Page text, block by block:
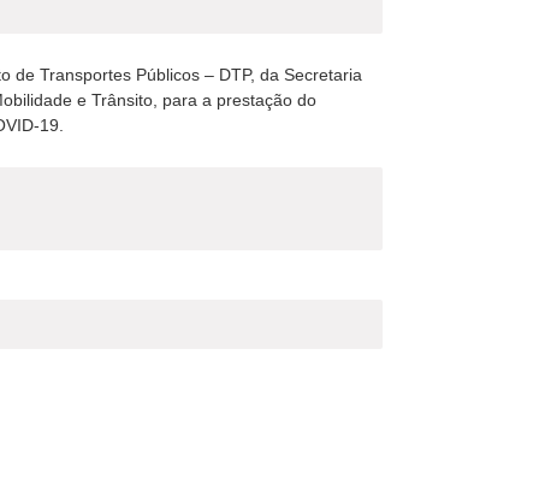
de Transportes Públicos – DTP, da Secretaria
e Trânsito, para a prestação do
19.